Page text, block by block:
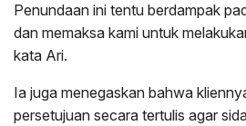
Penundaan ini tentu berdampak
dan memaksa kami untuk
kata Ari.
Ia juga menegaskan bahwa
persetujuan secara tertulis agar